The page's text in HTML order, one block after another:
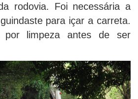
rodovia. Foi necessária a
para içar a carreta.
por limpeza antes de ser